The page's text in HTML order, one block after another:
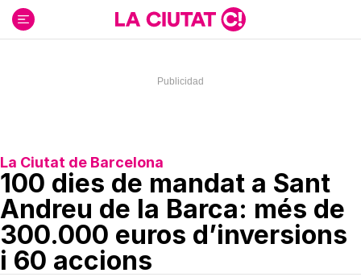
contenido
La Ciutat de Barcelona
100 dies de mandat a Sant
Andreu de la Barca: més de
300.000 euros d’inversions
i 60 accions